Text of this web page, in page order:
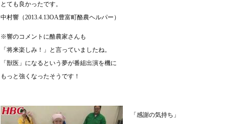
とても良かったです。
中村響（2013.4.13OA豊富町酪農ヘルパー）
※響のコメントに酪農家さんも
「将来楽しみ！」と言っていましたね。
「獣医」になるという夢が番組出演を機に
もっと強くなったそうです！
「感謝の気持ち」